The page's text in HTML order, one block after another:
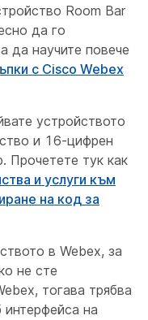
Room Bar
да го
да научите повече
с Cisco Webex
устройството
и 16-цифрен
Прочетете тук как
и услуги към
на код за
в Webex, за
не сте
тогава трябва
на